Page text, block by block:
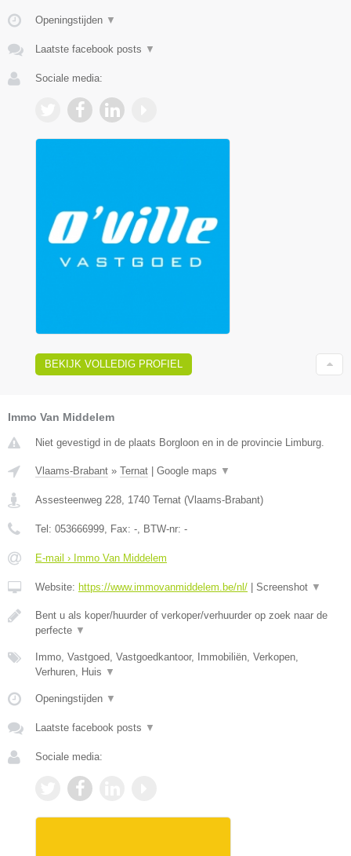
Openingstijden ▼
Laatste facebook posts ▼
Sociale media:
BEKIJK VOLLEDIG PROFIEL
Immo Van Middelem
Niet gevestigd in de plaats Borgloon en in de provincie Limburg.
Vlaams-Brabant » Ternat Google maps ▼
Assesteenweg 228 1740 Ternat (Vlaams-Brabant)
Tel: 053666999 , Fax: - , BTW-nr: -
E-mail › Immo Van Middelem
Website: https://www.immovanmiddelem.be/nl/ Screenshot ▼
Bent u als koper/huurder of verkoper/verhuurder op zoek naar de
perfecte ▼
Immo, Vastgoed, Vastgoedkantoor, Immobiliën, Verkopen,
Verhuren, Huis ▼
Openingstijden ▼
Laatste facebook posts ▼
Sociale media: